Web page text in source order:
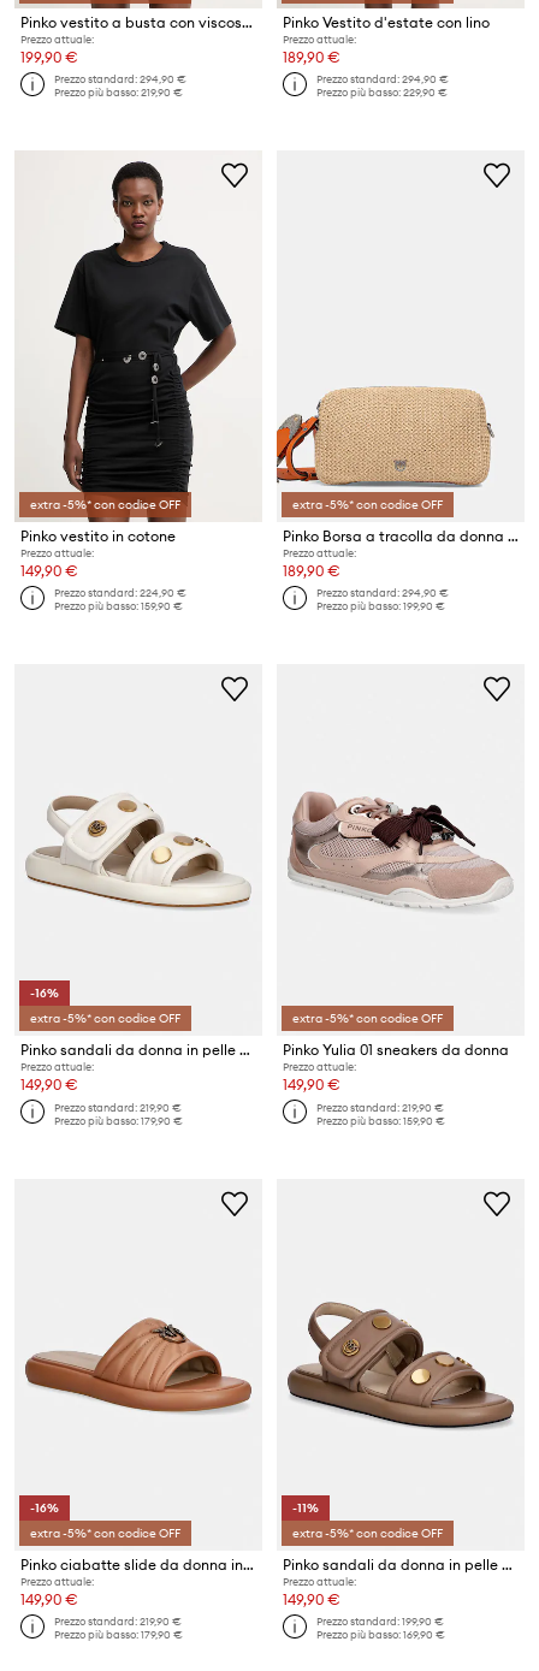
Pinko vestito a busta con viscosa
Prezzo attuale:
199,90 €
Prezzo standard:294,90 €
Prezzo più basso:219,90 €
Pinko Vestito d'estate con lino
Prezzo attuale:
189,90 €
Prezzo standard:294,90 €
Prezzo più basso:229,90 €
extra -5%* con codice OFF
Pinko vestito in cotone
Prezzo attuale:
149,90 €
Prezzo standard:224,90 €
Prezzo più basso:159,90 €
extra -5%* con codice OFF
Pinko Borsa a tracolla da donna intrecciata
Prezzo attuale:
189,90 €
Prezzo standard:294,90 €
Prezzo più basso:199,90 €
-16%
extra -5%* con codice OFF
Pinko sandali da donna in pelle Fiona 01
Prezzo attuale:
149,90 €
Prezzo standard:219,90 €
Prezzo più basso:179,90 €
extra -5%* con codice OFF
Pinko Yulia 01 sneakers da donna
Prezzo attuale:
149,90 €
Prezzo standard:219,90 €
Prezzo più basso:159,90 €
-16%
extra -5%* con codice OFF
Pinko ciabatte slide da donna in pelle Fiona 03
Prezzo attuale:
149,90 €
Prezzo standard:219,90 €
Prezzo più basso:179,90 €
-11%
extra -5%* con codice OFF
Pinko sandali da donna in pelle Fiona 01
Prezzo attuale:
149,90 €
Prezzo standard:199,90 €
Prezzo più basso:169,90 €